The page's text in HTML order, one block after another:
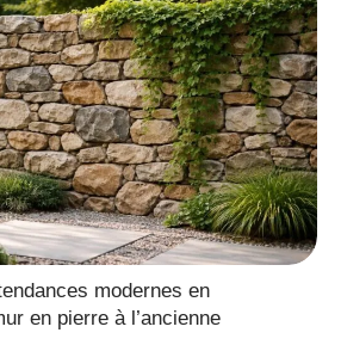
modernes en
en pierre à l’ancienne